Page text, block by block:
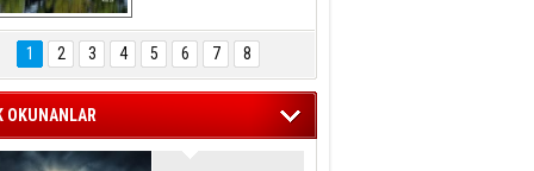
Hasan Eser'in
Objektifinden
1 2 3 4 5 6 7 8
OKUNANLAR